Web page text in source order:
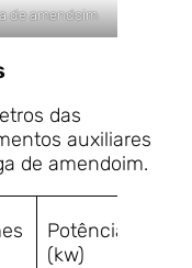
de amendoim
das
auxiliares
de amendoim.
Potência
(kw)